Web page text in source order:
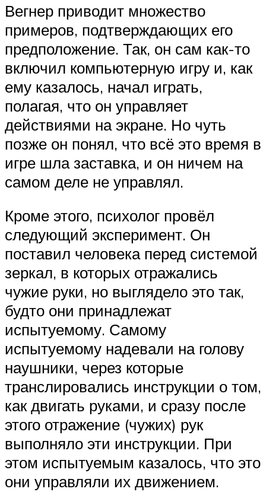
Вегнер приводит множество
примеров, подтверждающих его
предположение. Так, он сам как-то
включил компьютерную игру и, как
ему казалось, начал играть,
полагая, что он управляет
действиями на экране. Но чуть
позже он понял, что всё это время в
игре шла заставка, и он ничем на
самом деле не управлял.
Кроме этого, психолог провёл
следующий эксперимент. Он
поставил человека перед системой
зеркал, в которых отражались
чужие руки, но выглядело это так,
будто они принадлежат
испытуемому. Самому
испытуемому надевали на голову
наушники, через которые
транслировались инструкции о том,
как двигать руками, и сразу после
этого отражение (чужих) рук
выполняло эти инструкции. При
этом испытуемым казалось, что это
они управляли их движением.